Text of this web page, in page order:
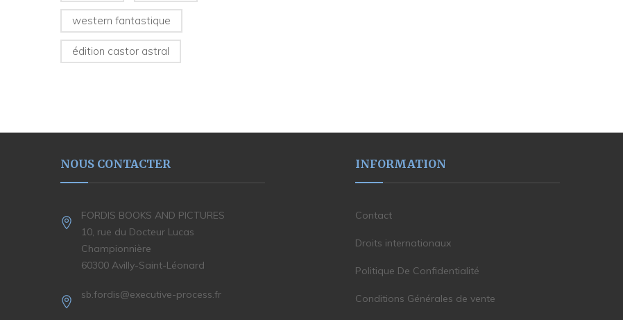
western fantastique
édition castor astral
NOUS CONTACTER
FORDIS BOOKS AND PICTURES
10, rue du Docteur Lucas
Championnière
60300 Avilly-Saint-Léonard
sb.fordis@executive-process.fr
INFORMATION
Contact
Droits internationaux
Politique De Confidentialité
Conditions Générales de vente